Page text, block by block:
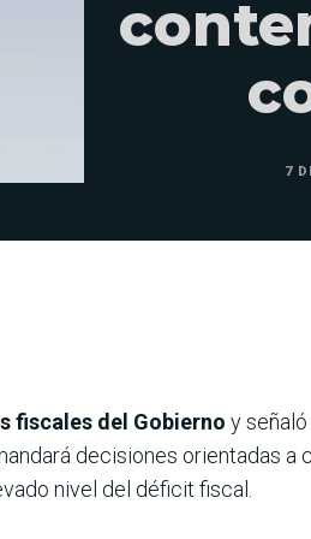
7
fiscales del Gobierno y
decisiones orientadas a
nivel del déficit fiscal.